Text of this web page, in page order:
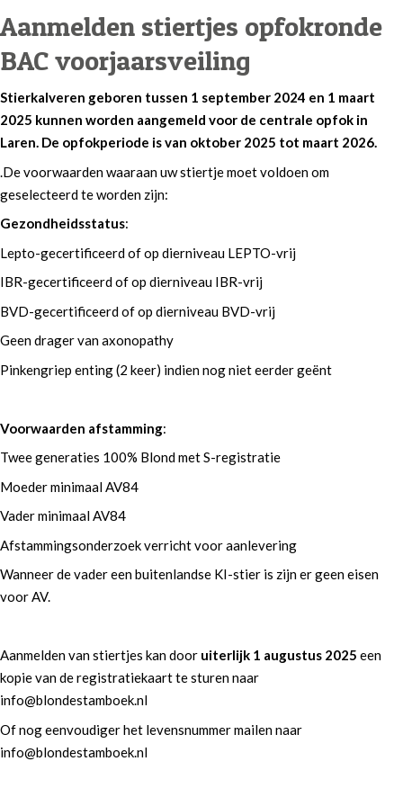
Aanmelden stiertjes opfokronde
BAC voorjaarsveiling
Stierkalveren geboren tussen 1 september 2024 en 1 maart
2025 kunnen worden aangemeld voor de centrale opfok in
Laren. De opfokperiode is van oktober 2025 tot maart 2026.
.De voorwaarden waaraan uw stiertje moet voldoen om
geselecteerd te worden zijn:
Gezondheidsstatus:
Lepto-gecertificeerd of op dierniveau LEPTO-vrij
IBR-gecertificeerd of op dierniveau IBR-vrij
BVD-gecertificeerd of op dierniveau BVD-vrij
Geen drager van axonopathy
Pinkengriep enting (2 keer) indien nog niet eerder geënt
Voorwaarden afstamming:
Twee generaties 100% Blond met S-registratie
Moeder minimaal AV84
Vader minimaal AV84
Afstammingsonderzoek verricht voor aanlevering
Wanneer de vader een buitenlandse KI-stier is zijn er geen eisen
voor AV.
Aanmelden van stiertjes kan door uiterlijk 1 augustus 2025 een
kopie van de registratiekaart te sturen naar
info@blondestamboek.nl
Of nog eenvoudiger het levensnummer mailen naar
info@blondestamboek.nl